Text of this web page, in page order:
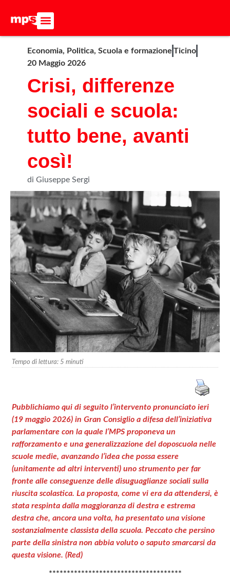
Economia, Politica, Scuola e formazione Ticino
20 Maggio 2026
Crisi, differenze
sociali e scuola:
tutto bene, avanti
così!
di Giuseppe Sergi
Tempo di lettura: 5 minuti
Pubblichiamo qui di seguito l’intervento pronunciato ieri
(19 maggio 2026) in Gran Consiglio a difesa dell’iniziativa
parlamentare con la quale l’MPS proponeva un
rafforzamento e una generalizzazione del doposcuola nelle
scuole medie, avanzando l’idea che possa essere
(unitamente ad altri interventi) uno strumento per far
fronte alle conseguenze delle disuguaglianze sociali sulla
riuscita scolastica. La proposta, come vi era da attendersi, è
stata respinta dalla maggioranza di destra e estrema
destra che, ancora una volta, ha presentato una visione
sostanzialmente classista della scuola. Peccato che persino
parte della sinistra non abbia voluto o saputo smarcarsi da
questa visione. (Red)